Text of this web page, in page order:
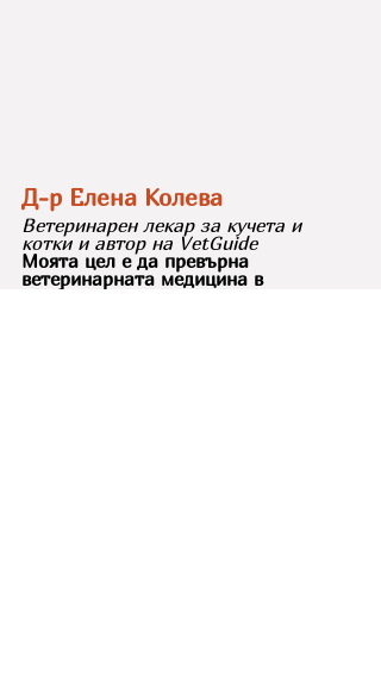
Д-р Елена Колева
Ветеринарен лекар за кучета и
котки и автор на VetGuide
Моята цел е да превърна
ветеринарната медицина в
разбираем език за всеки стопанин.